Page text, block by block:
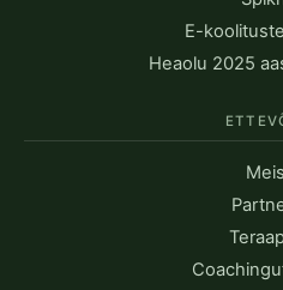
E-
Heaolu 2025